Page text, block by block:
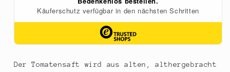
Der Tomatensaft wird aus alten, althergebracht